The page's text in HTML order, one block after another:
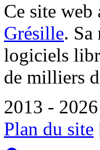
Ce site web
Grésille. Sa
logiciels
de milliers
2013 -
Plan du site